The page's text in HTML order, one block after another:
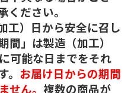
ください。
工）日から安全に召し
間」は製造（加工）
可能な日までをそれ
お届け日からの期間
せん。 複数の商品が